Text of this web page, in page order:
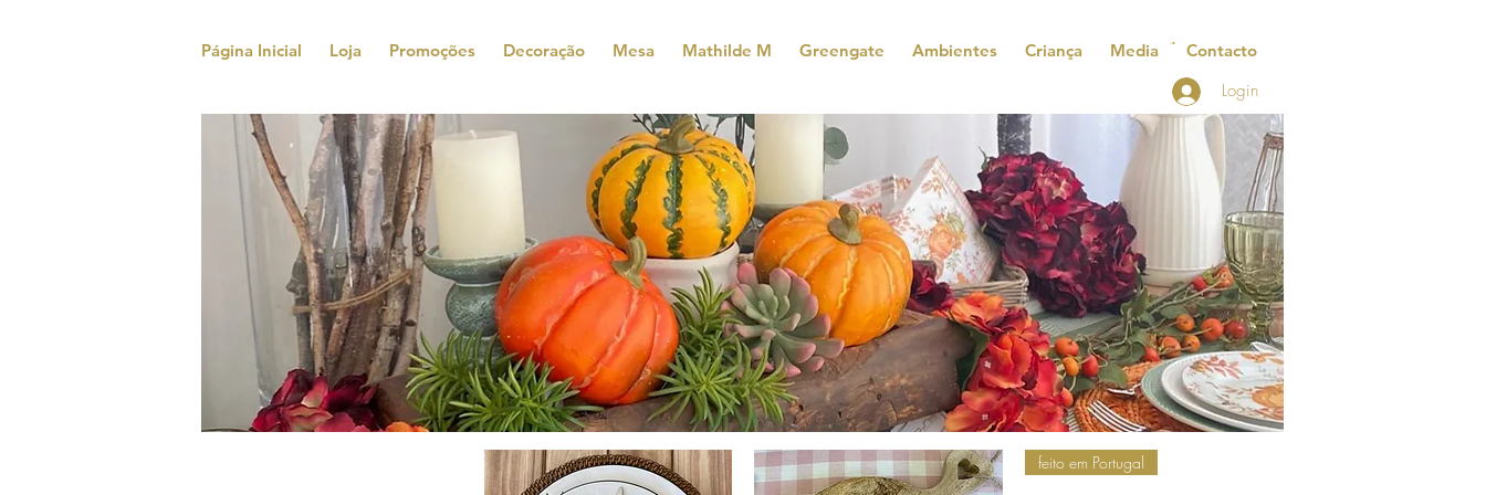
Página Inicial Loja Promoções Decoração Mesa Mathilde M Greengate Ambientes Criança Media Contacto
Login
feito em Portugal